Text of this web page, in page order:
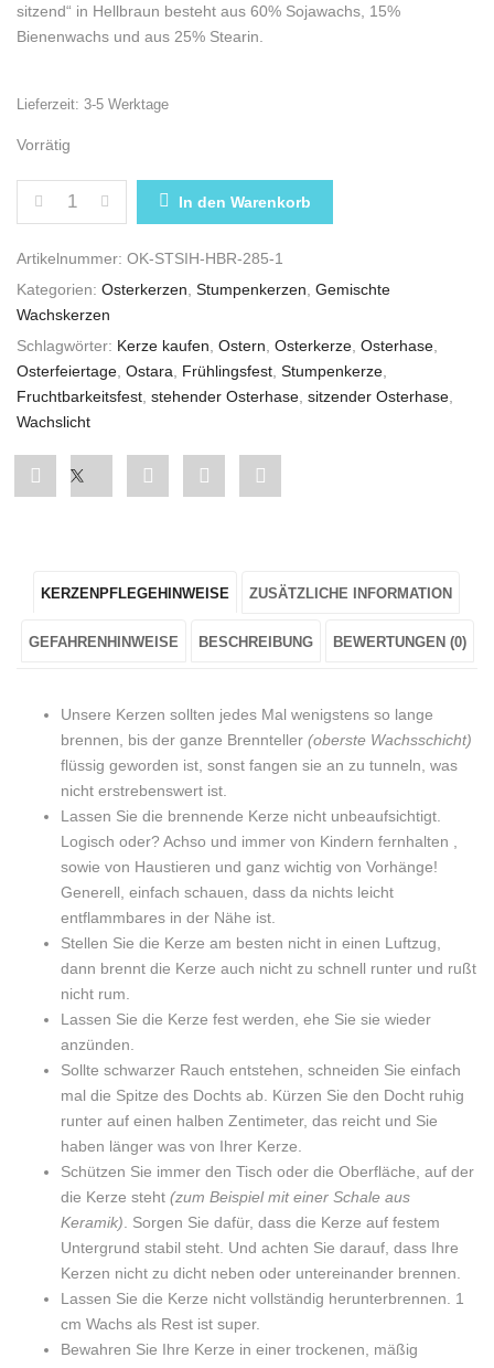
sitzend“ in Hellbraun besteht aus 60% Sojawachs, 15%
Bienenwachs und aus 25% Stearin.
Lieferzeit: 3-5 Werktage
Vorrätig
OSTERKERZE STUMPEN „HASE SITZEND“ IN
In den Warenkorb
Artikelnummer: OK-STSIH-HBR-285-1
Kategorien: Osterkerzen Stumpenkerzen Gemischte
Wachskerzen
Schlagwörter: Kerze kaufen Ostern Osterkerze Osterhase
Osterfeiertage Ostara Frühlingsfest Stumpenkerze
Fruchtbarkeitsfest stehender Osterhase sitzender Osterhase
Wachslicht
Share
„Hase
sitzend“
Hellbraun"
Facebook
Stumpen
„Hase
in
Hellbraun"
on
Twitter
Share
„Hase
sitzend“
Hellbraun"
on
Google
Plus
Pin
„Hase
sitzend“
Hellbraun"
on
Pinterest
Share
„Hase
sitzend“
Hellbraun"
on
LinkedIn
KERZENPFLEGEHINWEISE ZUSÄTZLICHE INFORMATION
GEFAHRENHINWEISE BESCHREIBUNG BEWERTUNGEN (0)
Unsere Kerzen sollten jedes Mal wenigstens so lange
brennen, bis der ganze Brennteller (oberste Wachsschicht)
flüssig geworden ist, sonst fangen sie an zu tunneln, was
nicht erstrebenswert ist.
Lassen Sie die brennende Kerze nicht unbeaufsichtigt.
Logisch oder? Achso und immer von Kindern fernhalten ,
sowie von Haustieren und ganz wichtig von Vorhänge!
Generell, einfach schauen, dass da nichts leicht
entflammbares in der Nähe ist.
Stellen Sie die Kerze am besten nicht in einen Luftzug,
dann brennt die Kerze auch nicht zu schnell runter und rußt
nicht rum.
Lassen Sie die Kerze fest werden, ehe Sie sie wieder
anzünden.
Sollte schwarzer Rauch entstehen, schneiden Sie einfach
mal die Spitze des Dochts ab. Kürzen Sie den Docht ruhig
runter auf einen halben Zentimeter, das reicht und Sie
haben länger was von Ihrer Kerze.
Schützen Sie immer den Tisch oder die Oberfläche, auf der
die Kerze steht (zum Beispiel mit einer Schale aus
Keramik) . Sorgen Sie dafür, dass die Kerze auf festem
Untergrund stabil steht. Und achten Sie darauf, dass Ihre
Kerzen nicht zu dicht neben oder untereinander brennen.
Lassen Sie die Kerze nicht vollständig herunterbrennen. 1
cm Wachs als Rest ist super.
Bewahren Sie Ihre Kerze in einer trockenen, mäßig